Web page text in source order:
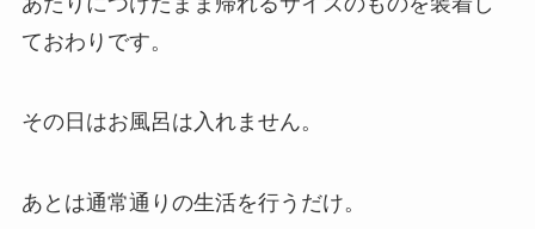
ておわりです。
その日はお風呂は入れません。
あとは通常通りの生活を行うだけ。